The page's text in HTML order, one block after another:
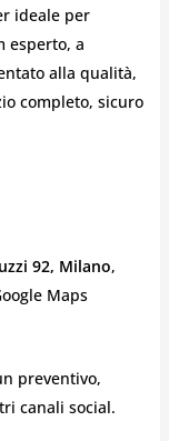
ideale per
esperto, a
alla qualità,
completo, sicuro
92, Milano,
Maps
preventivo,
canali social.